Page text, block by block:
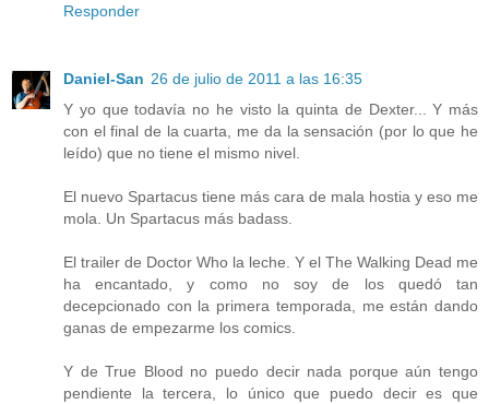
Responder
Daniel-San 26 de julio de 2011 a las 16:35
Y yo que todavía no he visto la quinta de Dexter... Y más
con el final de la cuarta, me da la sensación (por lo que he
leído) que no tiene el mismo nivel.
El nuevo Spartacus tiene más cara de mala hostia y eso me
mola. Un Spartacus más badass.
El trailer de Doctor Who la leche. Y el The Walking Dead me
ha encantado, y como no soy de los quedó tan
decepcionado con la primera temporada, me están dando
ganas de empezarme los comics.
Y de True Blood no puedo decir nada porque aún tengo
pendiente la tercera, lo único que puedo decir es que